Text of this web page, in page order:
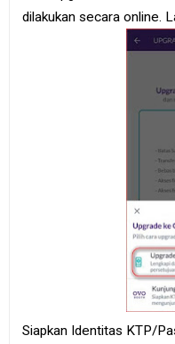
dilakukan secara online.
Siapkan Identitas KTP/